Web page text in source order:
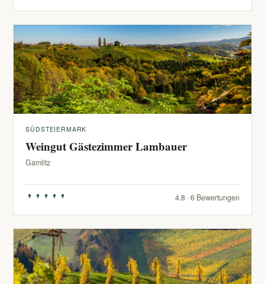
SÜDSTEIERMARK
Weingut Gästezimmer Lambauer
Gamlitz
4.8 · 6 Bewertungen